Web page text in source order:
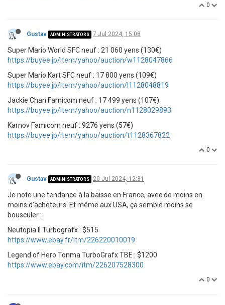
0
Gustav ADMINISTRATORS 7 Jul 2024, 15:08
Super Mario World SFC neuf : 21 060 yens (130€)
https://buyee.jp/item/yahoo/auction/w1128047866
Super Mario Kart SFC neuf : 17 800 yens (109€)
https://buyee.jp/item/yahoo/auction/l1128048819
Jackie Chan Famicom neuf : 17 499 yens (107€)
https://buyee.jp/item/yahoo/auction/n1128029893
Karnov Famicom neuf : 9276 yens (57€)
https://buyee.jp/item/yahoo/auction/t1128367822
0
Gustav ADMINISTRATORS 20 Jul 2024, 12:31
Je note une tendance à la baisse en France, avec de moins en
moins d'acheteurs. Et même aux USA, ça semble moins se
bousculer :
Neutopia II Turbografx : $515
https://www.ebay.fr/itm/226220010019
Legend of Hero Tonma TurboGrafx TBE : $1200
https://www.ebay.com/itm/226207528300
0